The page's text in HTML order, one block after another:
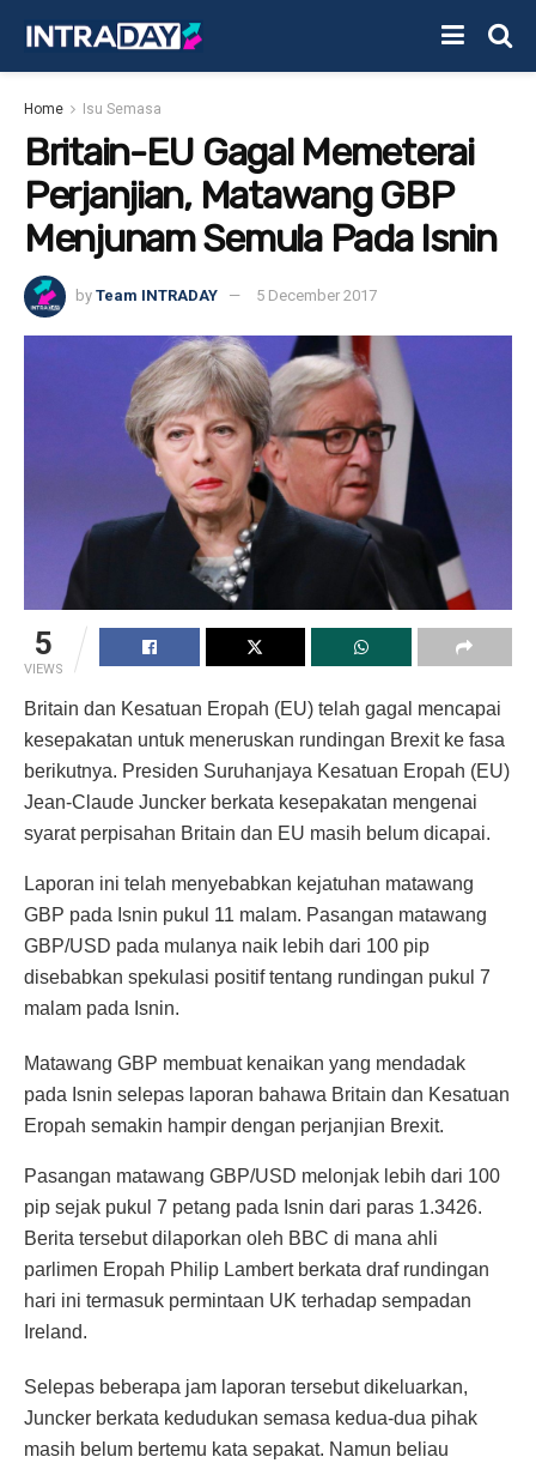
Home Isu Semasa
Britain-EU Gagal Memeterai
Perjanjian, Matawang GBP
Menjunam Semula Pada Isnin
by Team INTRADAY 5 December 2017
5
VIEWS
Britain dan Kesatuan Eropah (EU) telah gagal mencapai
kesepakatan untuk meneruskan rundingan Brexit ke fasa
berikutnya. Presiden Suruhanjaya Kesatuan Eropah (EU)
Jean-Claude Juncker berkata kesepakatan mengenai
syarat perpisahan Britain dan EU masih belum dicapai.
Laporan ini telah menyebabkan kejatuhan matawang
GBP pada Isnin pukul 11 malam. Pasangan matawang
GBP/USD pada mulanya naik lebih dari 100 pip
disebabkan spekulasi positif tentang rundingan pukul 7
malam pada Isnin.
Matawang GBP membuat kenaikan yang mendadak
pada Isnin selepas laporan bahawa Britain dan Kesatuan
Eropah semakin hampir dengan perjanjian Brexit.
Pasangan matawang GBP/USD melonjak lebih dari 100
pip sejak pukul 7 petang pada Isnin dari paras 1.3426.
Berita tersebut dilaporkan oleh BBC di mana ahli
parlimen Eropah Philip Lambert berkata draf rundingan
hari ini termasuk permintaan UK terhadap sempadan
Ireland.
Selepas beberapa jam laporan tersebut dikeluarkan,
Juncker berkata kedudukan semasa kedua-dua pihak
masih belum bertemu kata sepakat. Namun beliau